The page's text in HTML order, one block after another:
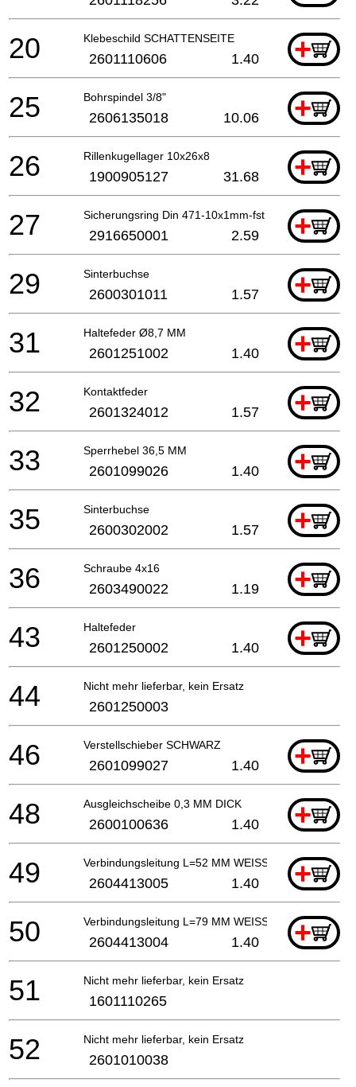
Klebeschild SCHATTENSEITE +
20 2601110606 1.40
Bohrspindel 3/8" +
25 2606135018 10.06
Rillenkugellager 10x26x8 +
26 1900905127 31.68
Sicherungsring Din 471-10x1mm-fst +
27 2916650001 2.59
Sinterbuchse +
29 2600301011 1.57
Haltefeder Ø8,7 MM +
31 2601251002 1.40
Kontaktfeder +
32 2601324012 1.57
Sperrhebel 36,5 MM +
33 2601099026 1.40
Sinterbuchse +
35 2600302002 1.57
Schraube 4x16 +
36 2603490022 1.19
Haltefeder +
43 2601250002 1.40
Nicht mehr lieferbar, kein Ersatz
44 2601250003
Verstellschieber SCHWARZ +
46 2601099027 1.40
Ausgleichscheibe 0,3 MM DICK +
48 2600100636 1.40
Verbindungsleitung L=52 MM WEISS +
49 2604413005 1.40
Verbindungsleitung L=79 MM WEISS +
50 2604413004 1.40
Nicht mehr lieferbar, kein Ersatz
51 1601110265
Nicht mehr lieferbar, kein Ersatz
52 2601010038